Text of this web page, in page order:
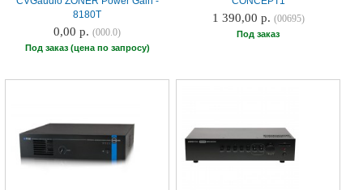
8180T
0,00 р.(000.0)
Под заказ (цена по запросу)
1 390,00 р. (00695)
Под заказ